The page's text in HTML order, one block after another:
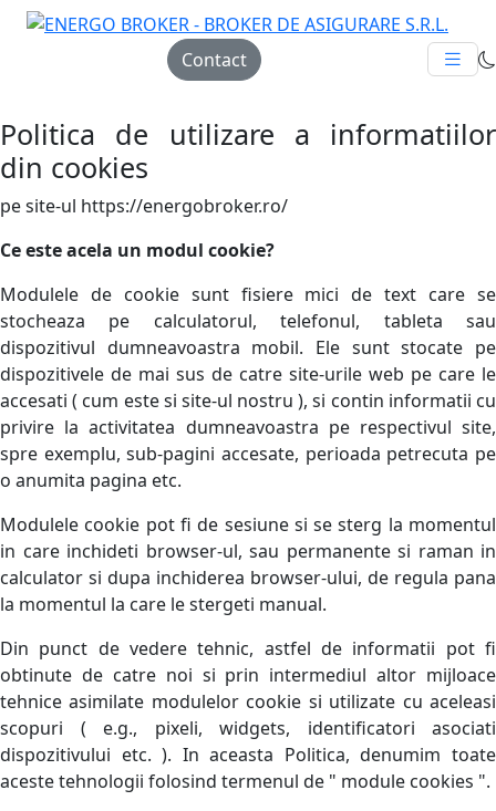
Contact
Politica de utilizare a informatiilor
din cookies
pe site-ul https://energobroker.ro/
Ce este acela un modul cookie?
Modulele de cookie sunt fisiere mici de text care se
stocheaza pe calculatorul, telefonul, tableta sau
dispozitivul dumneavoastra mobil. Ele sunt stocate pe
dispozitivele de mai sus de catre site-urile web pe care le
accesati ( cum este si site-ul nostru ), si contin informatii cu
privire la activitatea dumneavoastra pe respectivul site,
spre exemplu, sub-pagini accesate, perioada petrecuta pe
o anumita pagina etc.
Modulele cookie pot fi de sesiune si se sterg la momentul
in care inchideti browser-ul, sau permanente si raman in
calculator si dupa inchiderea browser-ului, de regula pana
la momentul la care le stergeti manual.
Din punct de vedere tehnic, astfel de informatii pot fi
obtinute de catre noi si prin intermediul altor mijloace
tehnice asimilate modulelor cookie si utilizate cu aceleasi
scopuri ( e.g., pixeli, widgets, identificatori asociati
dispozitivului etc. ). In aceasta Politica, denumim toate
aceste tehnologii folosind termenul de " module cookies ".